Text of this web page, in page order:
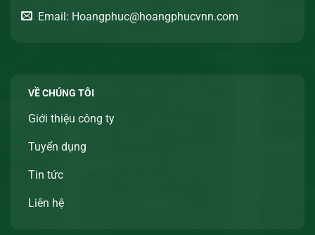
Email: Hoangphuc@hoangphucvnn.com
VỀ CHÚNG TÔI
Giới thiệu công ty
Tuyển dụng
Tin tức
Liên hệ